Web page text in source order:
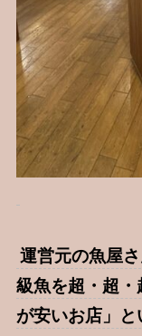
運営元の魚屋
級魚を超・超
が安いお店」